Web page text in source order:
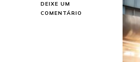
DEIXE UM
COMENTÁRIO
MANUFATURA